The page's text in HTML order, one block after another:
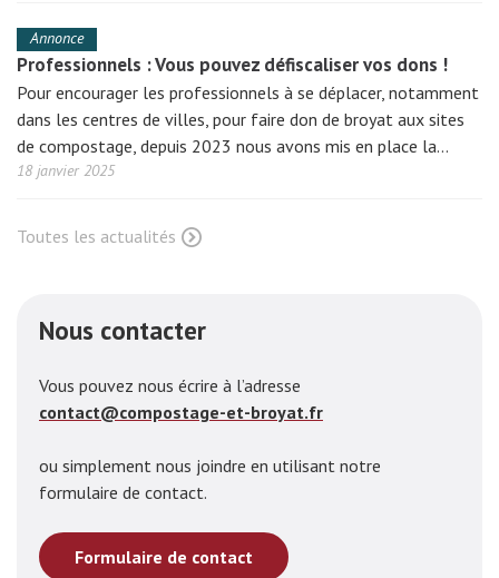
Annonce
Professionnels : Vous pouvez défiscaliser vos dons !
Pour encourager les professionnels à se déplacer, notamment
dans les centres de villes, pour faire don de broyat aux sites
de compostage, depuis 2023 nous avons mis en place la…
18 janvier 2025
Toutes les actualités
Nous contacter
Vous pouvez nous écrire à l’adresse
contact@compostage-et-broyat.fr
ou simplement nous joindre en utilisant notre
formulaire de contact.
Formulaire de contact